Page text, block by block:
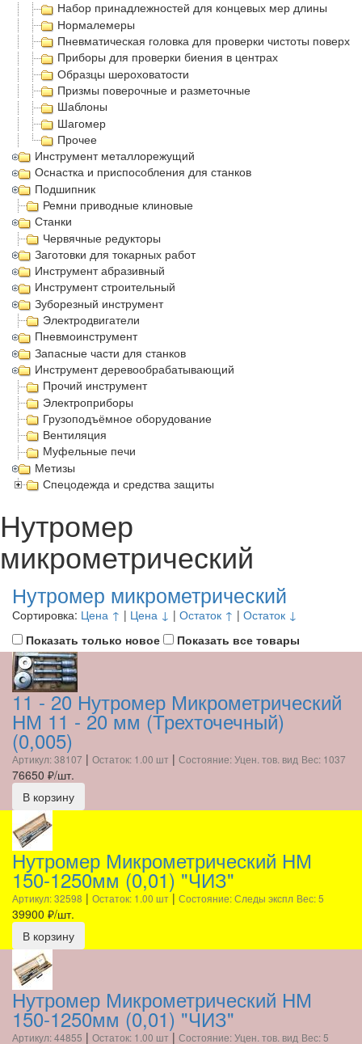
Набор принадлежностей для концевых мер длины
Нормалемеры
Пневматическая головка для проверки чистоты
Приборы для проверки биения в центрах
Образцы шероховатости
Призмы поверочные и разметочные
Шаблоны
Шагомер
Прочее
Инструмент металлорежущий
Оснастка и приспособления для станков
Подшипник
Ремни приводные клиновые
Станки
Червячные редукторы
Заготовки для токарных работ
Инструмент абразивный
Инструмент строительный
Зуборезный инструмент
Электродвигатели
Пневмоинструмент
Запасные части для станков
Инструмент деревообрабатывающий
Прочий инструмент
Электроприборы
Грузоподъёмное оборудование
Вентиляция
Муфельные печи
Метизы
Спецодежда и средства защиты
Нутромер
микрометрический
Нутромер микрометрический
Сортировка: Цена ↑ | Цена ↓ | Остаток ↑ | Остаток ↓
Показать только новое
Показать все товары
11 - 20 Нутромер Микрометрический
НМ 11 - 20 мм (Трехточечный)
(0,005)
Артикул: 38107 | Остаток: 1.00 шт | Состояние: Уцен. тов. вид Вес: 1037
76650 ₽/шт.
В корзину
Нутромер Микрометрический НМ
150-1250мм (0,01) "ЧИЗ"
Артикул: 32598 | Остаток: 1.00 шт | Состояние: Следы экспл Вес: 5
39900 ₽/шт.
В корзину
Нутромер Микрометрический НМ
150-1250мм (0,01) "ЧИЗ"
Артикул: 44855 | Остаток: 1.00 шт | Состояние: Уцен. тов. вид Вес: 5